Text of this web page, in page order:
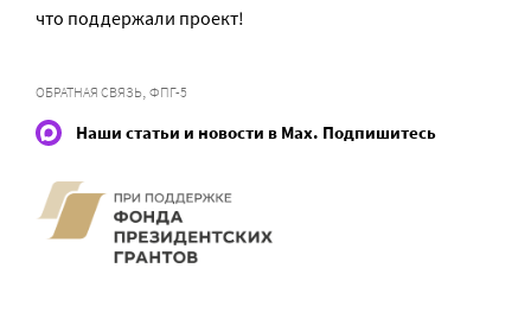
что поддержали проект!
ОБРАТНАЯ СВЯЗЬ ФПГ-5
Наши статьи и новости в Max. Подпишитесь